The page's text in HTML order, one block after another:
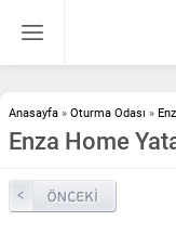
Anasayfa » Oturma Odası »
Enza Home